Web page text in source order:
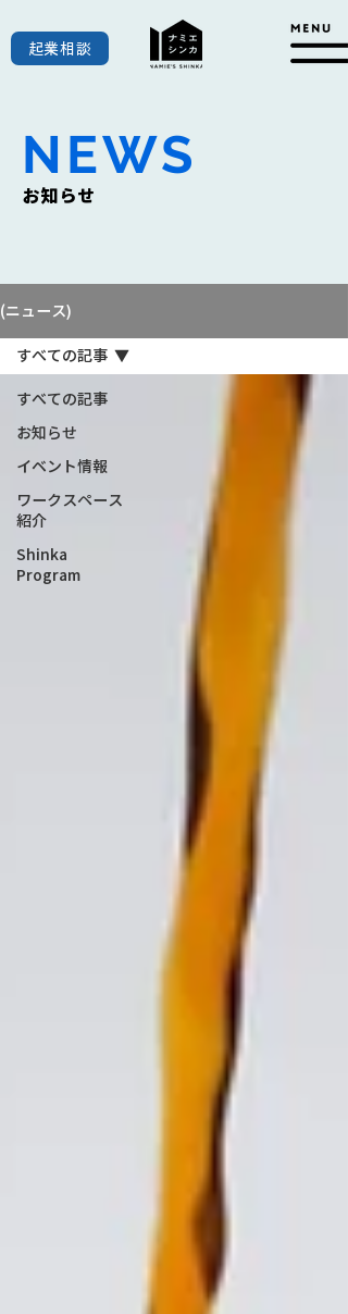
起業相談
NEWS
お知らせ
(ニュース)
すべての記事
お知らせ
イベント情報
ワークスペース
紹介
Shinka
Program
すべての記事